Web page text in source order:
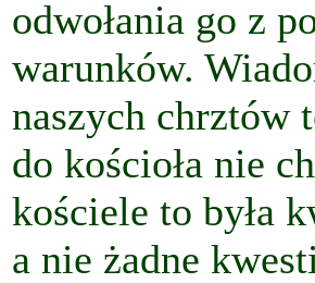
odwołania go z
warunków.
naszych chrztów
do kościoła nie
kościele to była
a nie żadne